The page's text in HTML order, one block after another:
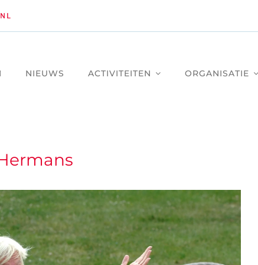
NIEUWS ACTIVITEITEN ORGANISATIE